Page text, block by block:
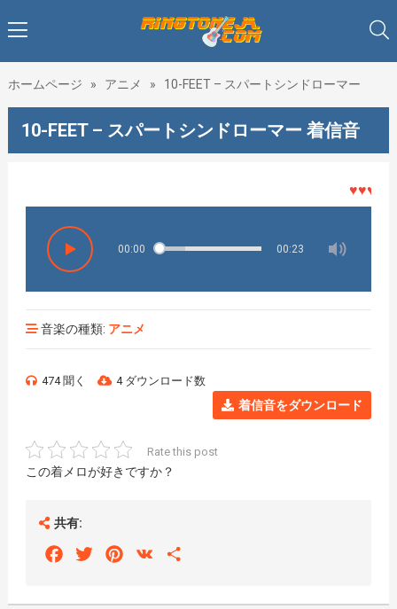
ホームページ » アニメ » 10-FEET – スパートシンドローマー
10-FEET – スパートシンドローマー 着信音
♥♥♥着メ
00:00 00:23
音楽の種類: アニメ
474 聞く 4 ダウンロード数
着信音をダウンロード
Rate this post
この着メロが好きですか？
共有:
FacebookTwitterPinterest
VK